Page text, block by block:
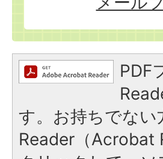
PDF
す。お持ちでな
Reader（Acrobat